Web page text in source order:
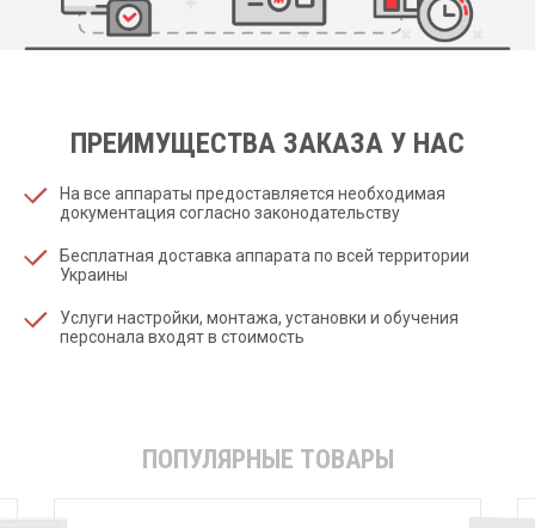
ПРЕИМУЩЕСТВА ЗАКАЗА У НАС
На все аппараты предоставляется необходимая
документация согласно законодательству
Бесплатная доставка аппарата по всей территории
Украины
Услуги настройки, монтажа, установки и обучения
персонала входят в стоимость
ПОПУЛЯРНЫЕ ТОВАРЫ